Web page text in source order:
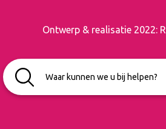
Ontwerp & realisatie 2022: